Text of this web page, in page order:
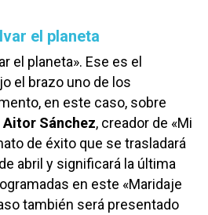
el planeta
el planeta». Ese es el
el brazo uno de los
en este caso, sobre
Aitor Sánchez, creador de «Mi
de éxito que se trasladará
abril y significará la última
en este «Maridaje
también será presentado